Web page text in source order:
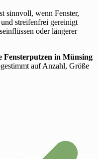
sinnvoll, wenn Fenster,
streifenfrei gereinigt
oder längerer
Fensterputzen in Münsing
auf Anzahl, Größe